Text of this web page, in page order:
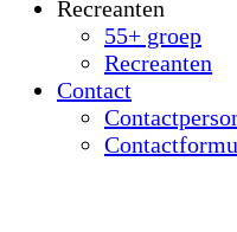
Recreanten
55+ groep
Recreanten
Contact